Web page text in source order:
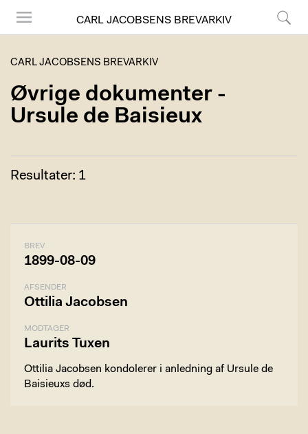
CARL JACOBSENS BREVARKIV
CARL JACOBSENS BREVARKIV
Øvrige dokumenter -
Ursule de Baisieux
Resultater: 1
BREV
1899-08-09
AFSENDER
Ottilia Jacobsen
MODTAGER
Laurits Tuxen
Ottilia Jacobsen kondolerer i anledning af Ursule de
Baisieuxs død.